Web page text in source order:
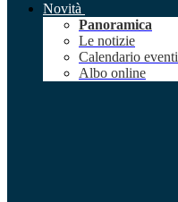
Novità
Panoramica
Le notizie
Calendario eventi
Albo online